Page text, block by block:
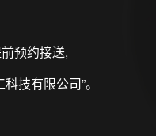
预约接送,
技有限公司”。